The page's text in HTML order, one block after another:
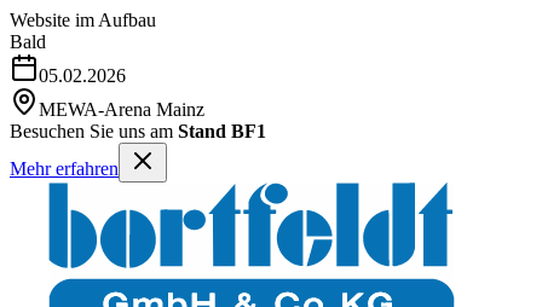
Website im Aufbau
Bald
05.02.2026
MEWA-Arena Mainz
Besuchen Sie uns am Stand BF1
Mehr erfahren